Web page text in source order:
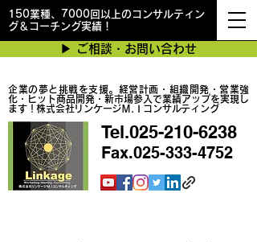
150業種、7000回以上のコンサルティン
グ＆コーチング実績！
企業の夢と挑戦を支援。経営計画・組織開発・営業強
化・ヒット商品開発・新市場参入で業績アップを実現し
ます！株式会社リンケージＭ.Ｉコンサルティング
▶︎ ご相談・お問い合わせ
Tel.025-210-6238
Fax.025-333-4752